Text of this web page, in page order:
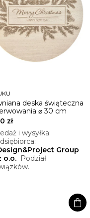
deska świąteczna
⌀ 30 cm
zł
i wysyłka:
Group
o.o. Podział
shopping_bag